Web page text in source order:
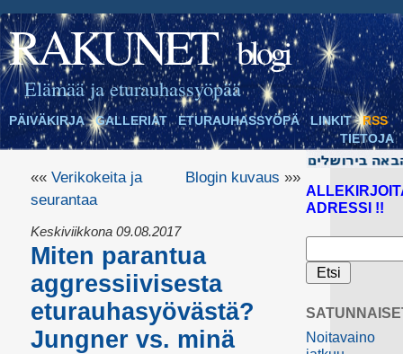
RAKUNET blogi
Elämää ja eturauhassyöpää
PÄIVÄKIRJA GALLERIAT ETURAUHASSYÖPÄ LINKIT
RSS
TIETOJA
«« Verikokeita ja
seurantaa
Blogin kuvaus »»
Keskiviikkona 09.08.2017
Miten parantua
aggressiivisesta
eturauhasyövästä?
Jungner vs. minä
ADRESSI !!
Noitavaino